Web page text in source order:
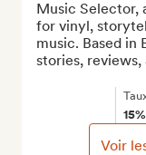
Music Selector,
for vinyl,
music. Based in
stories,
15%
Voir